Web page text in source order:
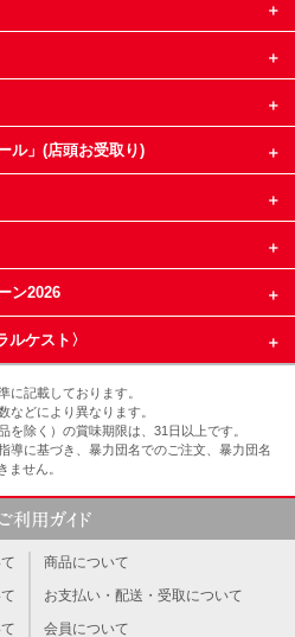
ル」(店頭お受取り)
ン2026
ケスト〉
記載しております。
どにより異なります。
除く）の賞味期限は、31日以上です。
導に基づき、暴力団名でのご注文、暴力団名
ません。
商品について
お支払い・配送・受取について
会員について